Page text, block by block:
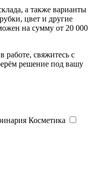
а также варианты
цвет и другие
на сумму от 20 000
работе, свяжитесь с
решение под вашу
Косметика